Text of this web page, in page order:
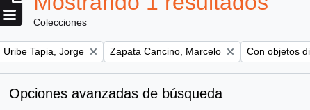
Colecciones
Remove filter:
Uribe Tapia, Jorge Remove filter:
Zapata Cancino, Marcelo Remove filter:
Con objetos
Opciones avanzadas de búsqueda